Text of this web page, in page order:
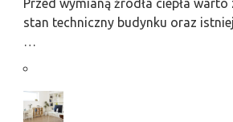
Przed wymianą źródła ciepła
stan techniczny budynku oraz
…